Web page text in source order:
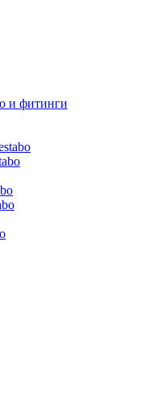
и фитинги